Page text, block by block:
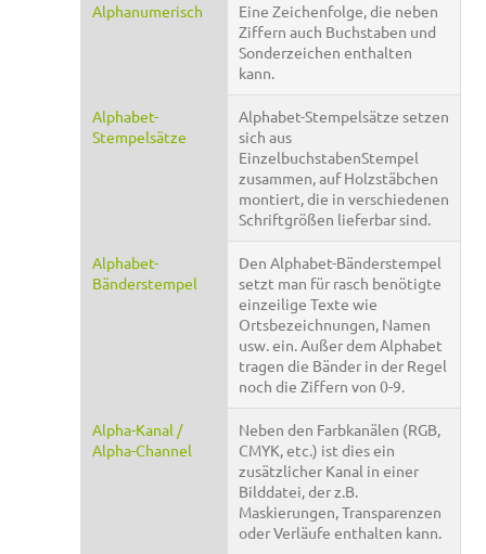
Alphanumerisch
Eine Zeichenfolge, die neben
Ziffern auch Buchstaben und
Sonderzeichen enthalten
kann.
Alphabet-
Stempelsätze
Alphabet-Stempelsätze setzen
sich aus
EinzelbuchstabenStempel
zusammen, auf Holzstäbchen
montiert, die in verschiedenen
Schriftgrößen lieferbar sind.
Alphabet-
Bänderstempel
Den Alphabet-Bänderstempel
setzt man für rasch benötigte
einzeilige Texte wie
Ortsbezeichnungen, Namen
usw. ein. Außer dem Alphabet
tragen die Bänder in der Regel
noch die Ziffern von 0-9.
Alpha-Kanal /
Alpha-Channel
Neben den Farbkanälen (RGB,
CMYK, etc.) ist dies ein
zusätzlicher Kanal in einer
Bilddatei, der z.B.
Maskierungen, Transparenzen
oder Verläufe enthalten kann.